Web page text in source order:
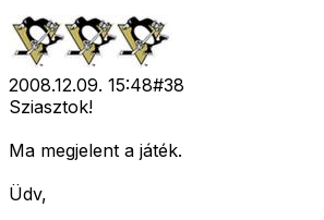
2008.12.09. 15:48#38
Sziasztok!
Ma megjelent a játék.
Üdv,